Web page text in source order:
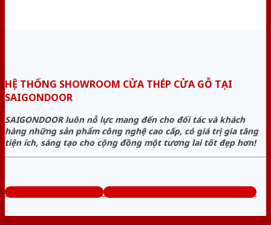
HỆ THỐNG SHOWROOM CỬA THÉP CỬA GỖ TẠI
SAIGONDOOR
SAIGONDOOR luôn nỗ lực mang đến cho đối tác và khách
hàng những sản phẩm công nghệ cao cấp, có giá trị gia tăng
tiện ích, sáng tạo cho cộng đồng một tương lai tốt đẹp hơn!
www.cuathepcuago.com Tổng đài tư vấn miễn phí: 0824.400.400